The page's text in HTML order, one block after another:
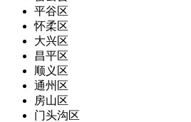
平谷区
怀柔区
大兴区
昌平区
顺义区
通州区
房山区
门头沟区